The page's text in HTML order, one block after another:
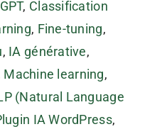
, Classification
, Fine-tuning,
, IA générative,
Machine learning,
(Natural Language
IA WordPress,